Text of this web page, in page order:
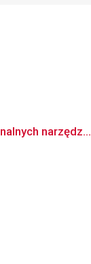
narzędz...